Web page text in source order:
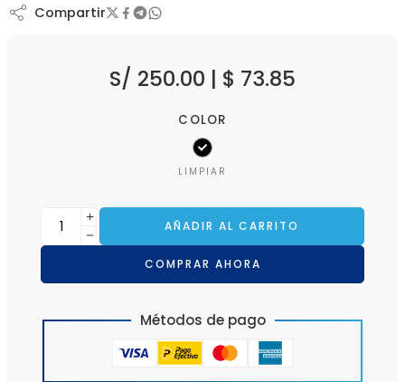
Compartir
S/ 250.00 | $ 73.85
COLOR
LIMPIAR
AÑADIR AL CARRITO
COMPRAR AHORA
Métodos de pago